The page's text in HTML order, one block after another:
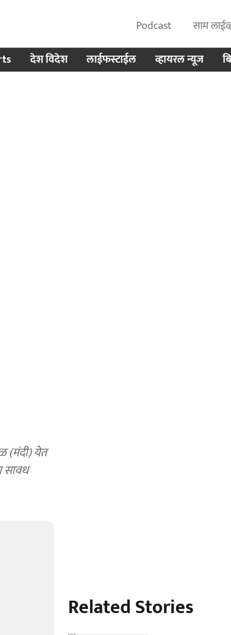
Podcast साम
देश विदेश लाईफस्टाईल व्हायरल न्यूज
(मंदी) येत
सावध
Related Stories